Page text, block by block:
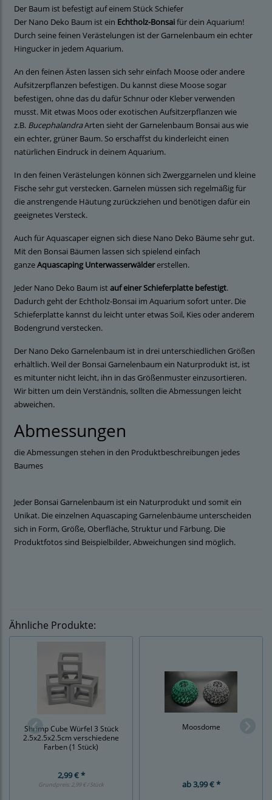
Der Baum ist befestigt auf einem Stück Schiefer
Der Nano Deko Baum ist ein Echtholz-Bonsaifür dein Aquarium!
Durch seine feinen Verästelungen ist der Garnelenbaum ein echter
Hingucker in jedem Aquarium.
An den feinen Ästen lassen sich sehr einfach Moose oder andere
Aufsitzerpflanzen befestigen. Du kannst diese Moose sogar
befestigen, ohne das du dafür Schnur oder Kleber verwenden
musst. Mit etwas Moos oder exotischen Aufsitzerpflanzen wie
z.B. BucephalandraArten sieht der Garnelenbaum Bonsai aus wie
ein echter, grüner Baum. So erschaffst du kinderleicht einen
natürlichen Eindruck in deinem Aquarium.
In den feinen Verästelungen können sich Zwerggarnelen und kleine
Fische sehr gut verstecken. Garnelen müssen sich regelmäßig für
die anstrengende Häutung zurückziehen und benötigen dafür ein
geeignetes Versteck.
Auch für Aquascaper eignen sich diese Nano Deko Bäume sehr gut.
Mit den Bonsai Bäumen lassen sich spielend einfach
ganzeAquascaping Unterwasserwäldererstellen.
Jeder Nano Deko Baum istauf einer Schieferplatte befestigt.
Dadurch geht der Echtholz-Bonsai im Aquarium sofort unter. Die
Schieferplatte kannst du leicht unter etwas Soil, Kies oder anderem
Bodengrund verstecken.
Der Nano Deko Garnelenbaum ist in drei unterschiedlichen Größen
erhältlich. Weil der Bonsai Garnelenbaum ein Naturprodukt ist, ist
es mitunter nicht leicht, ihn in das Größenmuster einzusortieren.
Wir bitten um dein Verständnis, sollten die Abmessungen leicht
abweichen.
Abmessungen
die Abmessungen stehen in den Produktbeschreibungen jedes
Baumes
Jeder Bonsai Garnelenbaum ist ein Naturprodukt und somit ein
Unikat. Die einzelnen Aquascaping Garnelenbäume unterscheiden
sich in Form, Größe, Oberfläche, Struktur und Färbung. Die
Produktfotos sind Beispielbilder, Abweichungen sind möglich.
Ähnliche Produkte:
Shrimp Cube Würfel 3 Stück
2.5x2.5x2.5cm verschiedene
Farben (1 Stück)
2,99 € *
Grundpreis:2,99 € / Stück
Moosdome
ab3,99 € *